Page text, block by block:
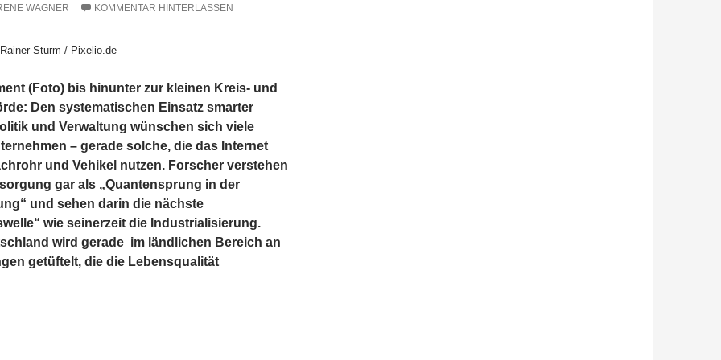
WAGNER KOMMENTAR HINTERLASSEN
Sturm / Pixelio.de
(Foto) bis hinunter zur kleinen Kreis- und
Den systematischen Einsatz smarter
und Verwaltung wünschen sich viele
– gerade solche, die das Internet
und Vehikel nutzen. Forscher verstehen
gar als „Quantensprung in der
und sehen darin die nächste
wie seinerzeit die Industrialisierung.
wird gerade im ländlichen Bereich an
getüftelt, die die Lebensqualität
Effizienz und Transparenz in Politik und Verwaltung